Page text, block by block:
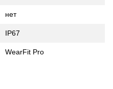
нет
IP67
WearFit Pro